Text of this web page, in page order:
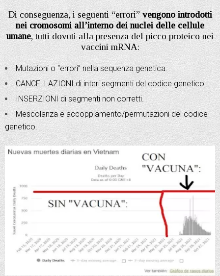
Di conseguenza, i seguenti “errori”vengono introdotti
nei cromosomi all’interno dei nuclei delle cellule
umane, tutti dovuti alla presenza del picco proteico nei
vaccini mRNA:
Mutazioni o “errori” nella sequenza genetica.
CANCELLAZIONI di interi segmenti del codice genetico.
INSERZIONI di segmenti non corretti.
Mescolanza e accoppiamento/permutazioni del codice
genetico.